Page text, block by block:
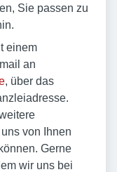
Sie passen zu
einem
an
, über das
von Ihnen
Gerne
wir uns bei